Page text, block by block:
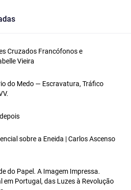
Cruzados Francófonos e
Vieira
do Medo — Escravatura, Tráfico
sobre a Eneida | Carlos Ascenso
do Papel. A Imagem Impressa.
em Portugal, das Luzes à Revolução